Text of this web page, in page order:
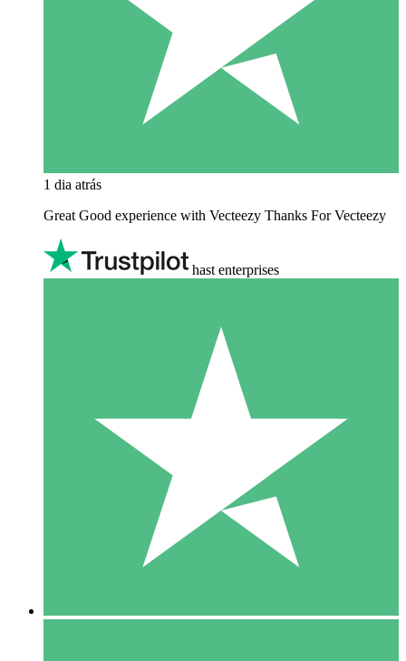
1 dia atrás
Great Good experience with Vecteezy Thanks For Vecteezy
hast enterprises